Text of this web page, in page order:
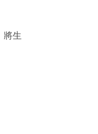
將生